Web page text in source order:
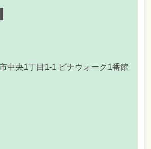
中央1丁目1-1 ビナウォーク1番館